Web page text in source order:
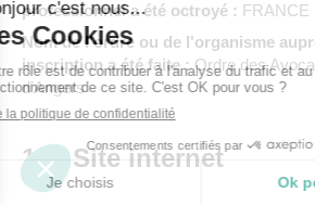
professionnel a été octroyé : FRANCE
Nom de l'ordre ou de l'organisme
inscription a été faite :Ordre des
d'Angers
1.3. Site internet